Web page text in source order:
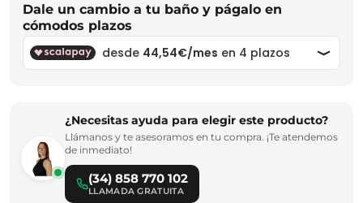
Dale un cambio a tu baño y págalo en
cómodos plazos
¿Necesitas ayuda para elegir este producto?
Llámanos y te asesoramos en tu compra. ¡Te atendemos
de inmediato!
(34) 858 770 102
LLAMADA GRATUITA